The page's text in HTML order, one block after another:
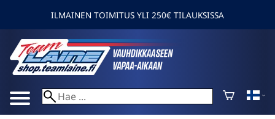
ILMAINEN TOIMITUS YLI 250€ TILAUKSISSA